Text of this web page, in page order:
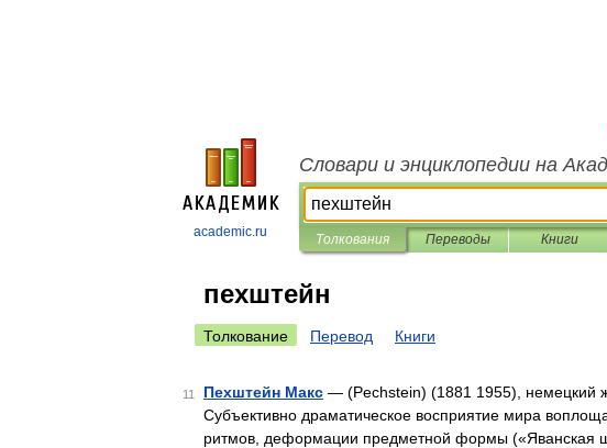
academic.ru
Словари и энциклопедии на
Толкования Переводы Книги
пехштейн
Толкование Перевод Книги
11 Пехштейн Макс — (Pechstein) (1881 1955), немецкий
Субъективно драматическое восприятие мира
ритмов, деформации предметной формы